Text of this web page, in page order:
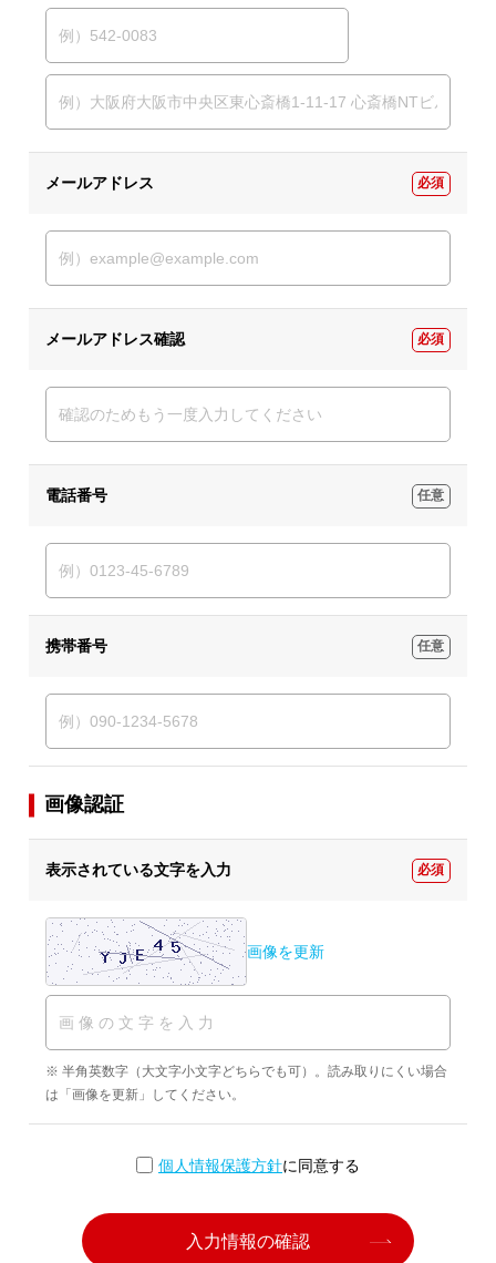
メールアドレス 必須
メールアドレス確認 必須
電話番号 任意
携帯番号 任意
画像認証
表示されている文字を入力 必須
画像を更新
※ 半角英数字（大文字小文字どちらでも可）。読み取りにくい場合
は「画像を更新」してください。
個人情報保護方針に同意する
入力情報の確認